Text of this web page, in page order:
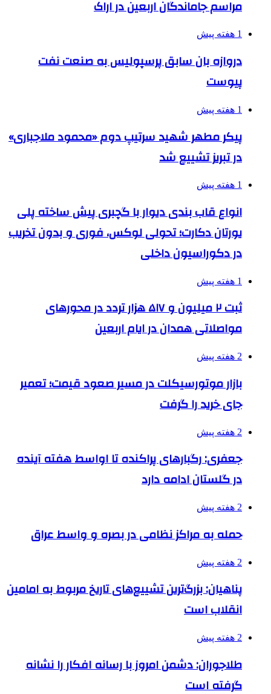
مراسم جاماندگان اربعین در اراک
1 هفته پیش
دروازه بان سابق پرسپولیس به صنعت نفت
پیوست
1 هفته پیش
پیکر مطهر شهید سرتیپ دوم «محمود ملاجباری»
در تبریز تشییع شد
1 هفته پیش
انواع قاب بندی دیوار با گچبری پیش ساخته پلی
یورتان دکارت؛ تحولی لوکس، فوری و بدون تخریب
در دکوراسیون داخلی
1 هفته پیش
ثبت ۲ میلیون و ۵۱۷ هزار تردد در محورهای
مواصلاتی همدان در ایام اربعین
2 هفته پیش
بازار موتورسیکلت در مسیر صعود قیمت؛ تعمیر
جای خرید را گرفت
2 هفته پیش
جعفری: رگبارهای پراکنده تا اواسط هفته آینده
در گلستان ادامه دارد
2 هفته پیش
حمله به مراکز نظامی در بصره و واسط عراق
2 هفته پیش
پناهیان: بزرگ‌ترین تشییع‌های تاریخ مربوط به امامین
انقلاب است
2 هفته پیش
طلاجوران: دشمن امروز با رسانه افکار را نشانه
گرفته است